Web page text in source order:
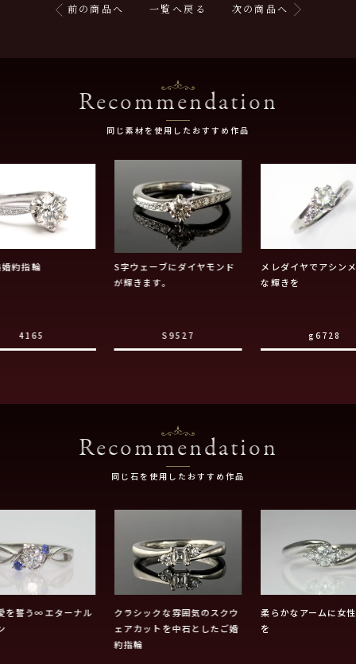
前の商品へ 一覧へ戻る 次の商品へ
Recommendation
同じ素材を使用したおすすめ作品
約指輪
4165
S字ウェーブにダイヤモンド
が輝きます。
S9527
メレダイヤでアシン
な輝きを
g6728
Recommendation
同じ石を使用したおすすめ作品
を誓う∞エターナル
クラシックな雰囲気のスクウ
ェアカットを中石としたご婚
約指輪
柔らかなアームに女
を